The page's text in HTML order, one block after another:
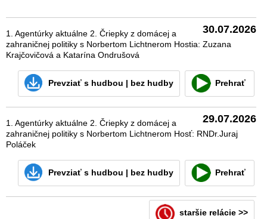
30.07.2026
1. Agentúrky aktuálne 2. Čriepky z domácej a
zahraničnej politiky s Norbertom Lichtnerom Hostia: Zuzana
Krajčovičová a Katarína Ondrušová
Prevziať s hudbou | bez hudby Prehrať
29.07.2026
1. Agentúrky aktuálne 2. Čriepky z domácej a
zahraničnej politiky s Norbertom Lichtnerom Hosť: RNDr.Juraj
Poláček
Prevziať s hudbou | bez hudby Prehrať
staršie relácie >>